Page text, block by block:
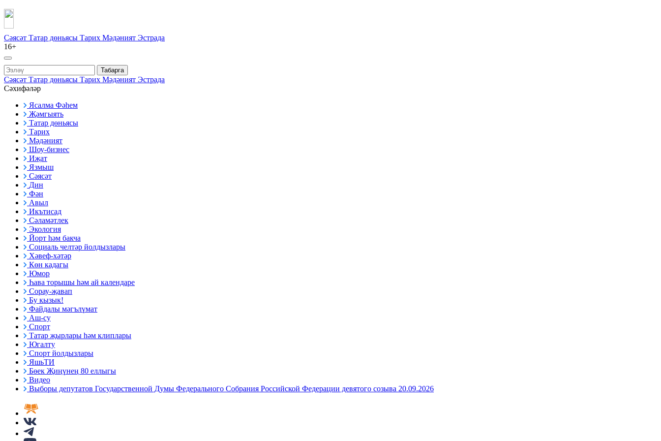
Сәясәт Татар дөньясы Тарих Мәдәният Эстрада
16+
Табарга
Сәясәт Татар дөньясы Тарих Мәдәният Эстрада
Сәхифәләр
Ясалма Фәһем
Җәмгыять
Татар дөньясы
Тарих
Мәдәният
Шоу-бизнес
Иҗат
Язмыш
Сәясәт
Дин
Фән
Авыл
Икътисад
Сәламәтлек
Экология
Йорт һәм бакча
Социаль челтәр йолдызлары
Хәвеф-хәтәр
Көн кадагы
Юмор
Һава торышы һәм ай календаре
Сорау-җавап
Бу кызык!
Файдалы мәгълүмат
Аш-су
Спорт
Татар җырлары һәм клиплары
Югалту
Спорт йолдызлары
ЯшьТИ
Бөек Җиңүнең 80 еллыгы
Видео
Выборы депутатов Государственной Думы Федерального Собрания Российской Федерации девятого созыва 20.09.2026